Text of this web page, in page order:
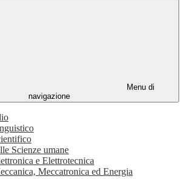
Menu di
navigazione
Scienze umane
e Elettrotecnica
Meccatronica ed Energia